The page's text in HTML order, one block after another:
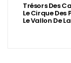
Trésors Des
Le Cirque Des
Le Vallon De